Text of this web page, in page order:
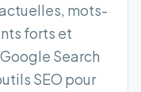
mots-
forts et
Search
SEO pour